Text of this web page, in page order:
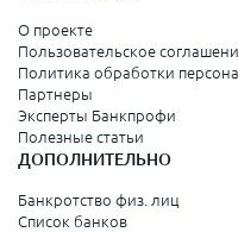
О проекте
Пользовательское
Политика обработки
Партнеры
Эксперты Банкпрофи
Полезные статьи
ДОПОЛНИТЕЛЬНО
Банкротство физ. лиц
Список банков